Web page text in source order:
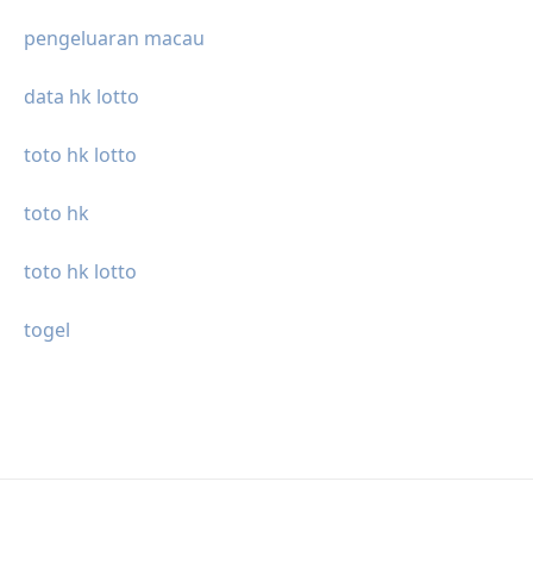
pengeluaran macau
data hk lotto
toto hk lotto
toto hk
toto hk lotto
togel